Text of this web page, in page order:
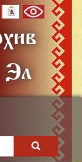
Эл